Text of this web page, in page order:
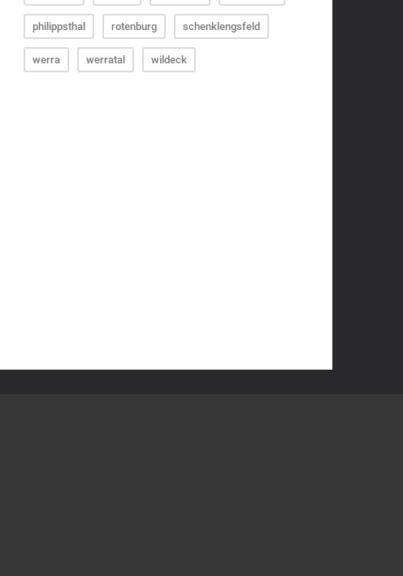
philippsthal rotenburg schenklengsfeld
werra werratal wildeck